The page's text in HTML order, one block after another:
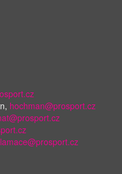
hochman@prosport.cz